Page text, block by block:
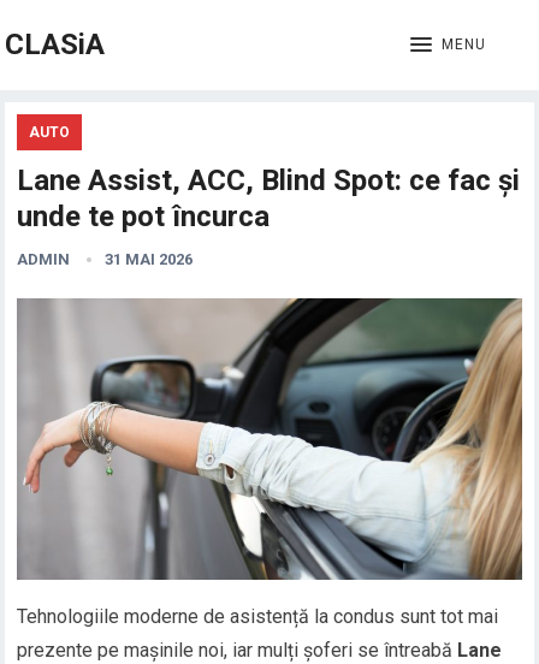
CLASiA MENU
AUTO
Lane Assist, ACC, Blind Spot: ce fac și
unde te pot încurca
ADMIN 31 MAI 2026
Tehnologiile moderne de asistență la condus sunt tot mai
prezente pe mașinile noi, iar mulți șoferi se întreabă Lane